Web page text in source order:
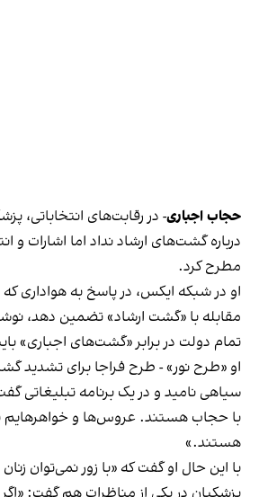
حجاب اجباری- در رقابت‌های انتخاباتی،
درباره گشت‌های ارشاد نداد اما اشارات و
مطرح کرد.
او در شبکه ایکس، در پاسخ به هواداری که
مقابله با «گشت ارشاد» تضمین دهد،
تمام دولت در برابر «گشت‌های اجباری»
او «طرح نور» - طرح فراجا برای تشدید
سیاهی نامید و در یک برنامه تبلیغاتی
با حجاب هستند. عروس‌ها و خواهرهایم
هستند.»
با این حال او گفت که «با زور نمی‌توان